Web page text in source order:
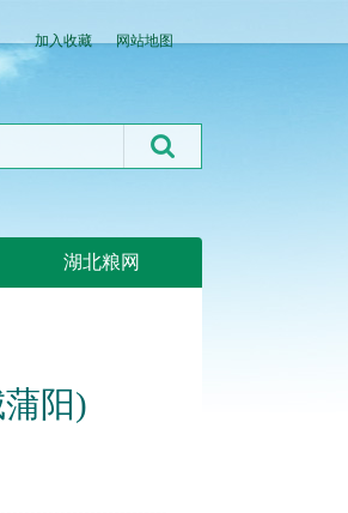
加入收藏 网站地图
湖北粮网
阳)